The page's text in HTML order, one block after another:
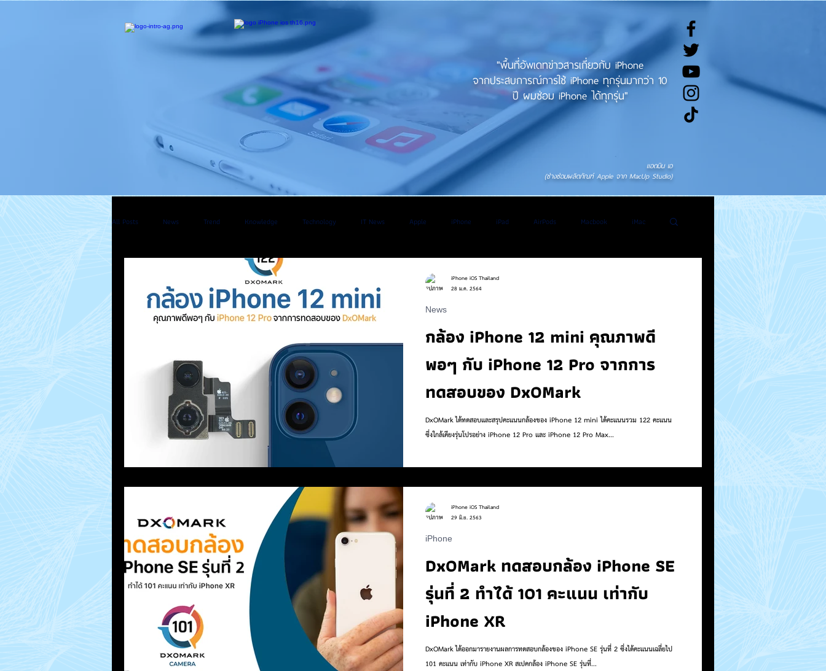
"พื้นที่อัพเดทข่าวสารเกี่ยวกับ iPhone
จากประสบการณ์การใช้ iPhone ทุกรุ่นมากว่า 10
ปี ผมซ่อม iPhone ได้ทุกรุ่น"
แอดมิน เอ
(ช่างซ่อมผลิตภัณฑ์ Apple จาก MacUp Studio)
All Posts News Trend Knowledge Technology IT News Apple iPhone iPad AirPods Macbook iMac
Apple TV
MacUp Studio Repair Jobs How to Work Life
กล้อง iPhone 12 mini คุณภาพดี
พอๆ กับ iPhone 12 Pro จากการ
ทดสอบของ DxOMark
DxOMark ได้ทดสอบและสรุปคะแนนกล้องของ iPhone 12 mini ได้คะแนนรวม 122 คะแนน
ซึ่งใกล้เคียงรุ่นโปรอย่าง iPhone 12 Pro และ iPhone 12 Pro Max...
News
iPhone iOS Thailand
28 ม.ค. 2564
DxOMark ทดสอบกล้อง iPhone SE
รุ่นที่ 2 ทำได้ 101 คะแนน เท่ากับ
iPhone XR
DxOMark ได้ออกมารายงานผลการทดสอบกล้องของ iPhone SE รุ่นที่ 2 ซึ่งได้คะแนนเฉลี่ยไป
101 คะแนน เท่ากับ iPhone XR สเปคกล้อง iPhone SE รุ่นที่...
iPhone
iPhone iOS Thailand
29 มิ.ย. 2563